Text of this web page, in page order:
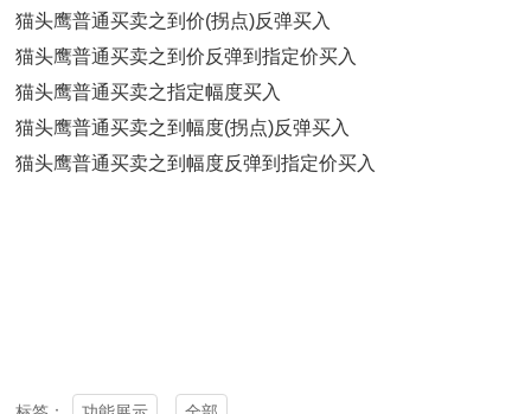
猫头鹰普通买卖之到价(拐点)反弹买入
猫头鹰普通买卖之到价反弹到指定价买入
猫头鹰普通买卖之指定幅度买入
猫头鹰普通买卖之到幅度(拐点)反弹买入
猫头鹰普通买卖之到幅度反弹到指定价买入